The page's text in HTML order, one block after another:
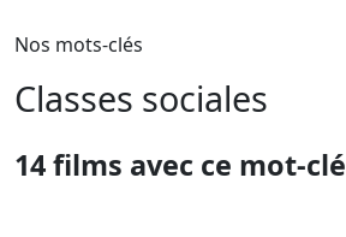
Nos mots-clés
Classes sociales
14 films avec ce mot-clé